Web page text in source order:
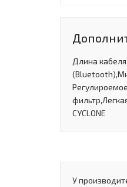
Длина
CYCLONE
У